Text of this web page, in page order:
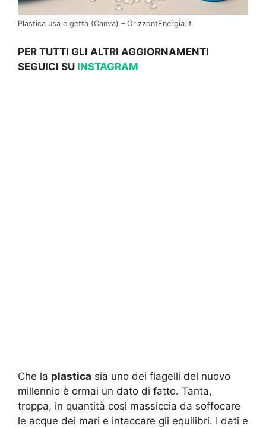
Plastica usa e getta (Canva) – OrizzontEnergia.it
PER TUTTI GLI ALTRI AGGIORNAMENTI
SEGUICI SU INSTAGRAM
Che la plastica sia uno dei flagelli del nuovo
millennio è ormai un dato di fatto. Tanta,
troppa, in quantità così massiccia da soffocare
le acque dei mari e intaccare gli equilibri. I dati e